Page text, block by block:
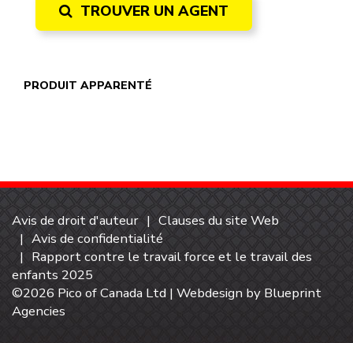
TROUVER UN AGENT
PRODUIT APPARENTÉ
Avis de droit d'auteur
Clauses du site Web
Avis de confidentialité
Rapport contre le travail force et le travail des
enfants 2025
©2026 Pico of Canada Ltd | Webdesign by Blueprint
Agencies